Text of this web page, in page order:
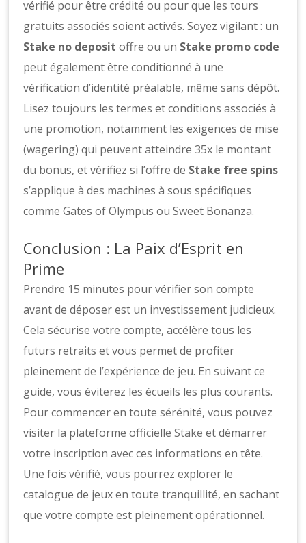
vérifié pour être crédité ou pour que les tours
gratuits associés soient activés. Soyez vigilant : un
Stake no deposit offre ou un Stake promo code
peut également être conditionné à une
vérification d’identité préalable, même sans dépôt.
Lisez toujours les termes et conditions associés à
une promotion, notamment les exigences de mise
(wagering) qui peuvent atteindre 35x le montant
du bonus, et vérifiez si l’offre de Stake free spins
s’applique à des machines à sous spécifiques
comme Gates of Olympus ou Sweet Bonanza.
Conclusion : La Paix d’Esprit en
Prime
Prendre 15 minutes pour vérifier son compte
avant de déposer est un investissement judicieux.
Cela sécurise votre compte, accélère tous les
futurs retraits et vous permet de profiter
pleinement de l’expérience de jeu. En suivant ce
guide, vous éviterez les écueils les plus courants.
Pour commencer en toute sérénité, vous pouvez
visiter la plateforme officielleStake et démarrer
votre inscription avec ces informations en tête.
Une fois vérifié, vous pourrez explorer le
catalogue de jeux en toute tranquillité, en sachant
que votre compte est pleinement opérationnel.